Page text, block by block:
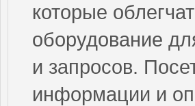
которые
оборудование
и запросов.
информации и